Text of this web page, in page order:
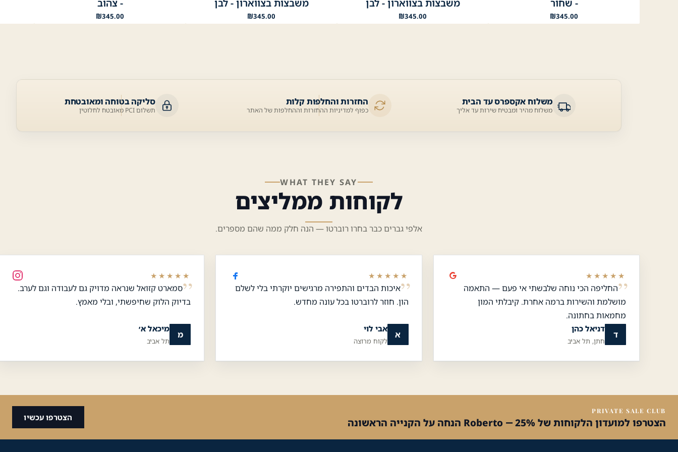
- שחור
₪345.00
משבצות בצווארון - לבן
₪345.00
משבצות בצווארון - לבן
₪345.00
- צהוב
₪345.00
משלוח אקספרס עד הבית
משלוח מהיר ומבטיח שירות עד אליך
החזרות והחלפות קלות
כפוף למדיניות ההחזרות וההחלפות של האתר
סליקה בטוחה ומאובטחת
תשלום PCI מאובטח לחלוטין
WHAT THEY SAY
לקוחות ממליצים
אלפי גברים כבר בחרו רוברטו — הנה חלק ממה שהם מספרים.
★★★★★
החליפה הכי נוחה שלבשתי אי פעם — התאמה
מושלמת והשירות ברמה אחרת. קיבלתי המון
מחמאות בחתונה.
ד
דניאל כהן
חתן, תל אביב
★★★★★
איכות הבדים והתפירה מרגישים יוקרתי בלי לשלם
הון. חוזר לרוברטו בכל עונה מחדש.
א
אבי לוי
לקוח מרוצה
★★★★★
סמארט קזואל שנראה מדויק גם לעבודה וגם לערב.
בדיוק הלוק שחיפשתי, ובלי מאמץ.
מ
מיכאל א׳
תל אביב
PRIVATE SALE CLUB
הצטרפו למועדון הלקוחות של Roberto — 25% הנחה על הקנייה הראשונה הצטרפו עכשיו
כלי נגישות
גודל טקסט
ניגודיות
גבוהה